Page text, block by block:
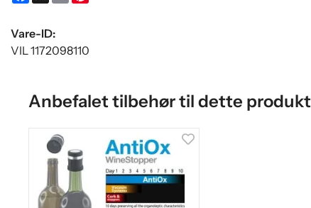
Vare-ID:
VIL 1172098110
Anbefalet tilbehør til dette produkt